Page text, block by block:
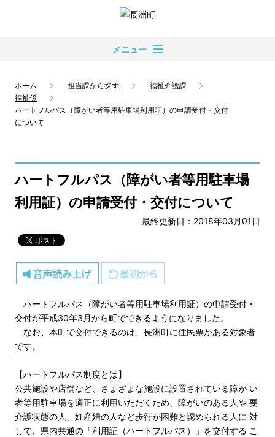
メニュー
ホーム 担当課から探す
福祉介護課
福祉係
ハートフルパス（障がい者等用駐車場利用証）の申請受付・交付
について
ハートフルパス（障がい者等用駐車場
利用証）の申請受付・交付について
最終更新日：2018年03月01日
ハートフルパス（障がい者等用駐車場利用証）の申請受付・
交付が平成30年3月から町でできるようになりました。
なお、本町で交付できるのは、長洲町に住民票がある対象者
です。
【ハートフルパス制度とは】
公共施設や店舗など、さまざまな施設に設置されている障が い
者等用駐車場を適正に利用いただくため、障がいのある人や 要
介護状態の人、妊産婦の人など歩行が困難と認められる人に 対
して、県内共通の「利用証（ハートフルパス）」を交付する こ